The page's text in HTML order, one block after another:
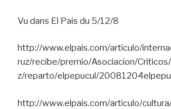
Vu dans El Pais du 5/12/8
http://www.elpais.com/articulo/
ruz/recibe/premio/Asociacion/
z/reparto/elpepucul/
http://www.elpais.com/articulo/